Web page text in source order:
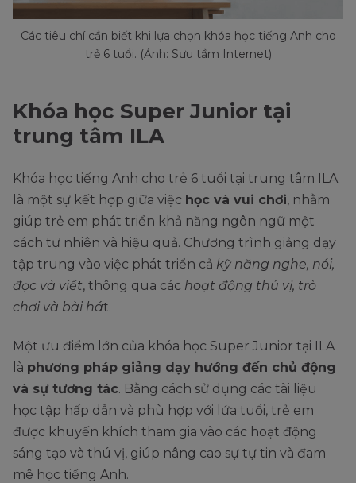
Các tiêu chí cần biết khi lựa chọn khóa học tiếng Anh cho
trẻ 6 tuổi. (Ảnh: Sưu tầm Internet)
Khóa học Super Junior tại
trung tâm ILA
Khóa học tiếng Anh cho trẻ 6 tuổi tại trung tâm ILA
là một sự kết hợp giữa việc học và vui chơi, nhằm
giúp trẻ em phát triển khả năng ngôn ngữ một
cách tự nhiên và hiệu quả. Chương trình giảng dạy
tập trung vào việc phát triển cả kỹ năng nghe, nói,
đọc và viết, thông qua các hoạt động thú vị, trò
chơi và bài hát.
Một ưu điểm lớn của khóa học Super Junior tại ILA
là phương pháp giảng dạy hướng đến chủ động
và sự tương tác. Bằng cách sử dụng các tài liệu
học tập hấp dẫn và phù hợp với lứa tuổi, trẻ em
được khuyến khích tham gia vào các hoạt động
sáng tạo và thú vị, giúp nâng cao sự tự tin và đam
mê học tiếng Anh.